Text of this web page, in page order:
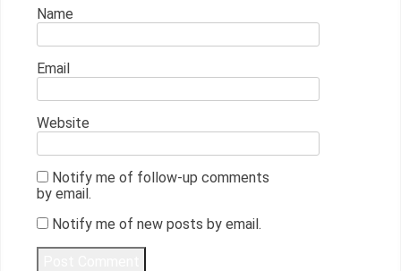
Name
Email
Website
Notify me of follow-up comments
by email.
Notify me of new posts by email.